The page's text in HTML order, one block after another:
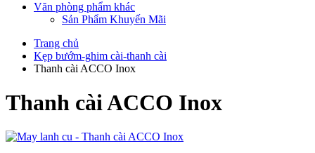
Văn phòng phẩm khác
Sản Phẩm Khuyến Mãi
Trang chủ
Kẹp bướm-ghim cài-thanh cài
Thanh cài ACCO Inox
Thanh cài ACCO Inox